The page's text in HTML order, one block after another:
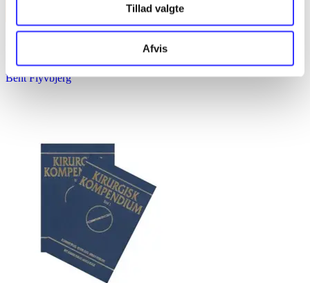
Tillad valgte
Afvis
Få store ting gjort : forskellen mellem succes og fiasko i alle slags
Bent Flyvbjerg